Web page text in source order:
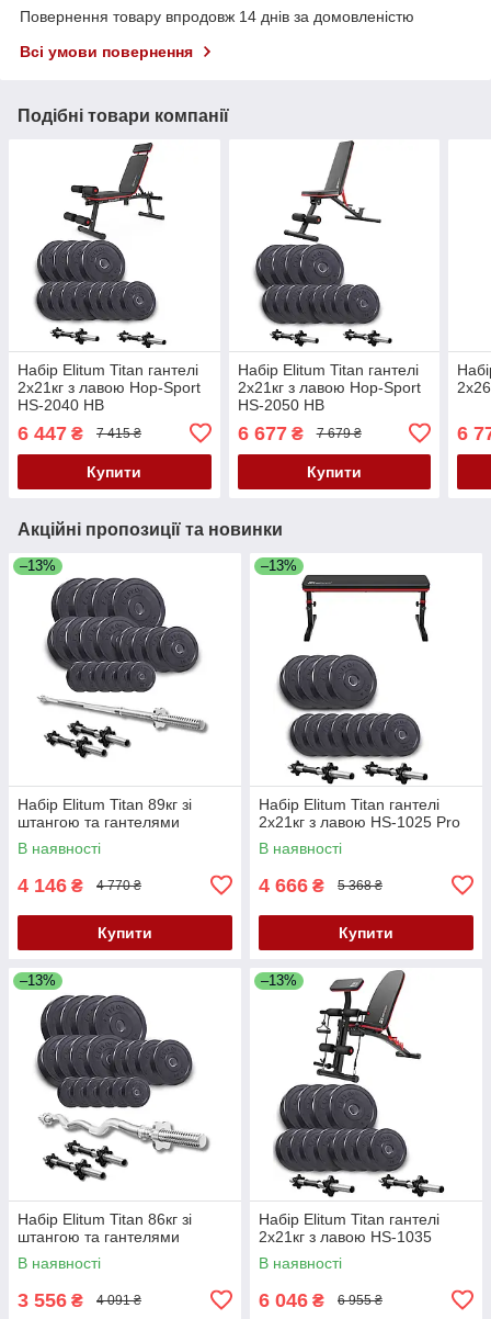
Повернення товару впродовж 14 днів за домовленістю
Всі умови повернення
Подібні товари компанії
Набір Elitum Titan гантелі
2х21кг з лавою Hop-Sport
HS-2040 НВ
6 447 ₴ 7 415 ₴
Купити
Набір Elitum Titan гантелі
2х21кг з лавою Hop-Sport
HS-2050 НВ
6 677₴ 7 679 ₴
Купити
6
Акційні пропозиції та новинки
–13%
Набір Elitum Titan 89кг зі
штангою та гантелями
В наявності
4 146 ₴ 4 770 ₴
Купити
–13%
Набір Elitum Titan гантелі
2х21кг з лавою HS-1025 Pro
В наявності
4 666 ₴ 5 368 ₴
Купити
–13%
Набір Elitum Titan 86кг зі
штангою та гантелями
В наявності
3 556 ₴ 4 091 ₴
–13%
Набір Elitum Titan гантелі
2х21кг з лавою HS-1035
В наявності
6 046 ₴ 6 955 ₴